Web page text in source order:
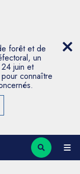
forêt et de
un
juin et
connaître